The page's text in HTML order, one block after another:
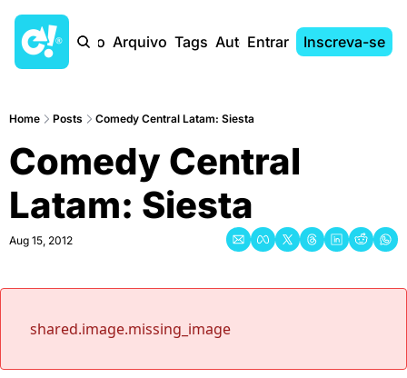
Início Arquivo Tags AutoresEntrar Inscreva-se
Home Posts Comedy Central Latam: Siesta
Comedy Central
Latam: Siesta
Aug 15, 2012
shared.image.missing_image